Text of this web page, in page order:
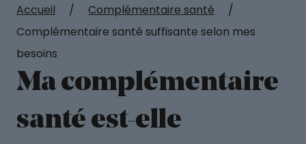
Accueil / Complémentaire santé
/
Complémentaire santé suffisante selon mes
besoins
Ma complémentaire
santé est-elle